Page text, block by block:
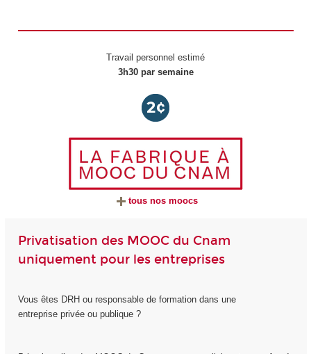
Travail personnel estimé
3h30 par semaine
tous nos moocs
Privatisation des MOOC du Cnam
uniquement pour les entreprises
Vous êtes DRH ou responsable de formation dans une
entreprise privée ou publique ?